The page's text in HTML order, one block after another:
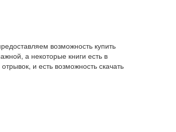
возможность купить
а некоторые книги есть в
и есть возможность скачать